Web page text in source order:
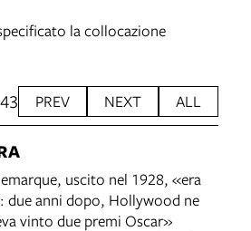
la collocazione
PREV NEXT ALL
uscito nel 1928, «era
due anni dopo, Hollywood ne
vinto due premi Oscar»